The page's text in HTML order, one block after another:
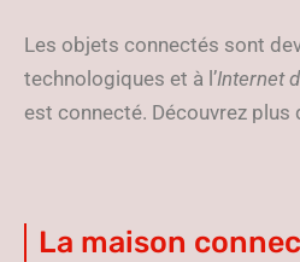
Les objets connectés sont
technologiques et à l’Internet
est connecté. Découvrez plus
La maison